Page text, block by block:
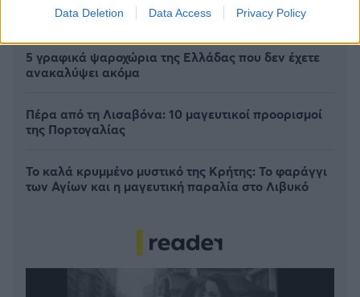
Data Deletion Data Access Privacy Policy
5 γραφικά ψαροχώρια της Ελλάδας που δεν έχετε
ανακαλύψει ακόμα
Πέρα από τη Λισαβόνα: 10 μαγευτικοί προορισμοί
της Πορτογαλίας
Το καλά κρυμμένο μυστικό της Κρήτης: Το φαράγγι
των Αγίων και η μαγευτική παραλία στο Λιβυκό